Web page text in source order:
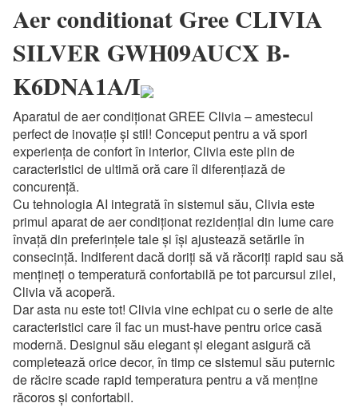
Aer conditionat Gree CLIVIA
SILVER GWH09AUCX B-
K6DNA1A/I
Aparatul de aer condiționat GREE Clivia – amestecul
perfect de inovație și stil! Conceput pentru a vă spori
experiența de confort în interior, Clivia este plin de
caracteristici de ultimă oră care îl diferențiază de
concurență.
Cu tehnologia AI integrată în sistemul său, Clivia este
primul aparat de aer condiționat rezidențial din lume care
învață din preferințele tale și își ajustează setările în
consecință. Indiferent dacă doriți să vă răcoriți rapid sau să
mențineți o temperatură confortabilă pe tot parcursul zilei,
Clivia vă acoperă.
Dar asta nu este tot! Clivia vine echipat cu o serie de alte
caracteristici care îl fac un must-have pentru orice casă
modernă. Designul său elegant și elegant asigură că
completează orice decor, în timp ce sistemul său puternic
de răcire scade rapid temperatura pentru a vă menține
răcoros și confortabil.